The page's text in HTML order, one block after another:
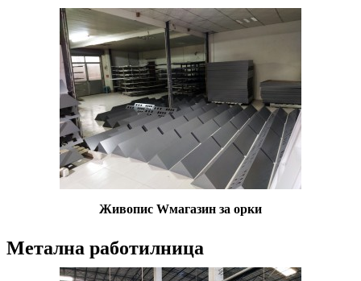
Живопис Wмагазин за орки
Метална работилница